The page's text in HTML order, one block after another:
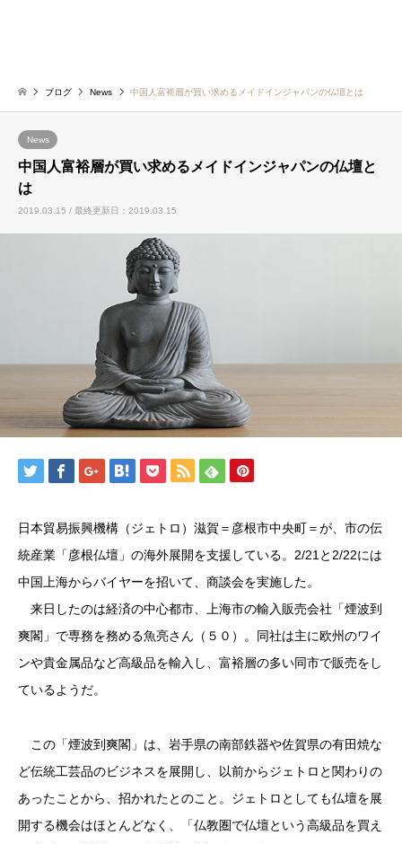
ブログ News 中国人富裕層が買い求めるメイドインジャパンの仏壇とは
News
中国人富裕層が買い求めるメイドインジャパンの仏壇と
は
2019.03.15 / 最終更新日：2019.03.15
日本貿易振興機構（ジェトロ）滋賀＝彦根市中央町＝が、市の伝
統産業「彦根仏壇」の海外展開を支援している。2/21と2/22には
中国上海からバイヤーを招いて、商談会を実施した。
来日したのは経済の中心都市、上海市の輸入販売会社「煙波到
爽閣」で専務を務める魚亮さん（５０）。同社は主に欧州のワイ
ンや貴金属品など高級品を輸入し、富裕層の多い同市で販売をし
ているようだ。
この「煙波到爽閣」は、岩手県の南部鉄器や佐賀県の有田焼な
ど伝統工芸品のビジネスを展開し、以前からジェトロと関わりの
あったことから、招かれたとのこと。ジェトロとしても仏壇を展
開する機会はほとんどなく、「仏教圏で仏壇という高級品を買え